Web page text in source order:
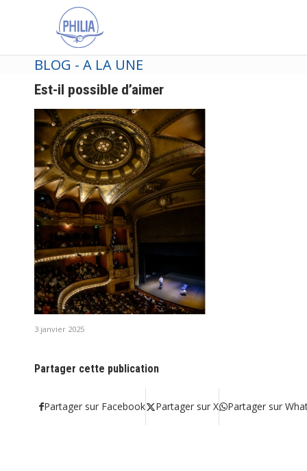
BLOG - A LA UNE
Est-il possible d’aimer
3 janvier 2025
Partager cette publication
Partager sur Facebook Partager sur X Partager sur